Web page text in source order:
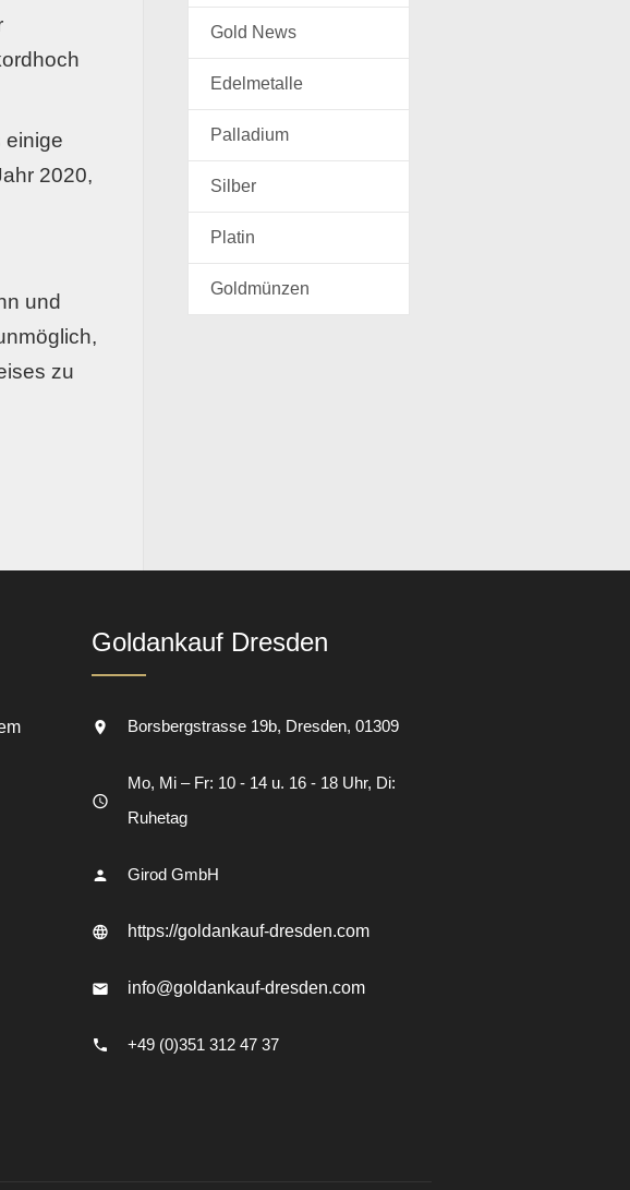
einige
2020,
und
zu
Gold News
Edelmetalle
Palladium
Silber
Platin
Goldmünzen
Goldankauf Dresden
Borsbergstrasse 19b Dresden 01309
Mo, Mi – Fr: 10 - 14 u. 16 - 18 Uhr, Di:
Ruhetag
Girod GmbH
https://goldankauf-dresden.com
info@goldankauf-dresden.com
+49 (0)351 312 47 37